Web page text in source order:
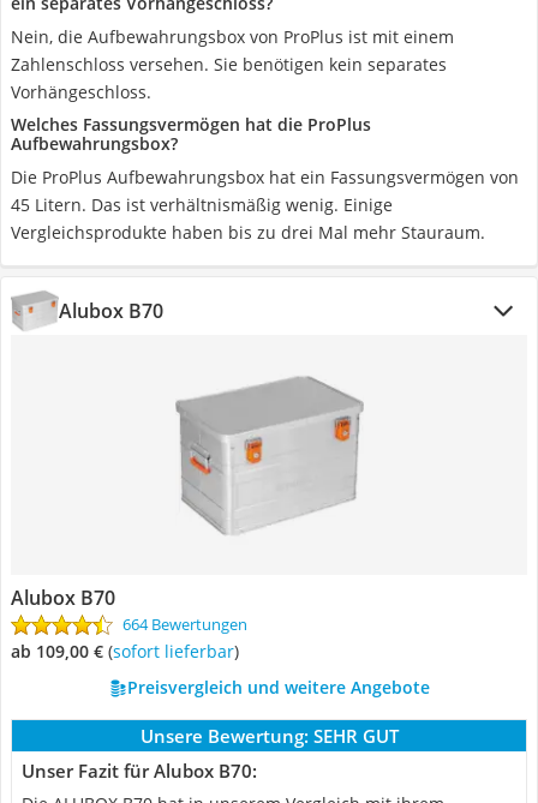
Nein, die Aufbewahrungsbox von ProPlus ist mit einem
Zahlenschloss versehen. Sie benötigen kein separates
Vorhängeschloss.
Welches Fassungsvermögen hat die ProPlus
Aufbewahrungsbox?
Die ProPlus Aufbewahrungsbox hat ein Fassungsvermögen von
45 Litern. Das ist verhältnismäßig wenig. Einige
Vergleichsprodukte haben bis zu drei Mal mehr Stauraum.
Alubox B70
Alubox B70
664 Bewertungen
ab 109,00 € ( Sofort lieferbar)
Preisvergleich und weitere Angebote
Unsere Bewertung: SEHR GUT
Unser Fazit für Alubox B70: